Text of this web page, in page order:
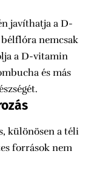
javíthatja a D-
bélflóra nemcsak
a D-vitamin
és más
különösen a téli
források nem